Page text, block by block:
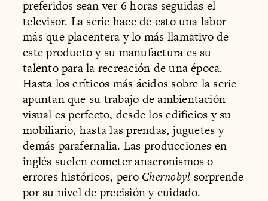
preferidos sean ver 6 horas seguidas el
televisor. La serie hace de esto una labor
más que placentera y lo más llamativo de
este producto y su manufactura es su
talento para la recreación de una época.
Hasta los críticos más ácidos sobre la serie
apuntan que su trabajo de ambientación
visual es perfecto, desde los edificios y su
mobiliario, hasta las prendas, juguetes y
demás parafernalia. Las producciones en
inglés suelen cometer anacronismos o
errores históricos, pero Chernobyl sorprende
por su nivel de precisión y cuidado.